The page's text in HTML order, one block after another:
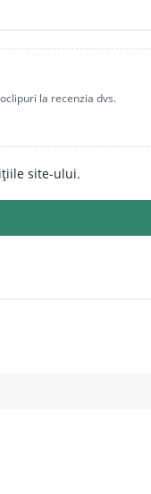
la recenzia dvs.
site-ului.